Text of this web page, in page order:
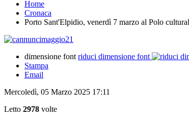
Home
Cronaca
Porto Sant'Elpidio, venerdì 7 marzo al Polo
dimensione font riduci dimensione font
Stampa
Email
Mercoledì, 05 Marzo 2025 17:11
Letto 2978 volte